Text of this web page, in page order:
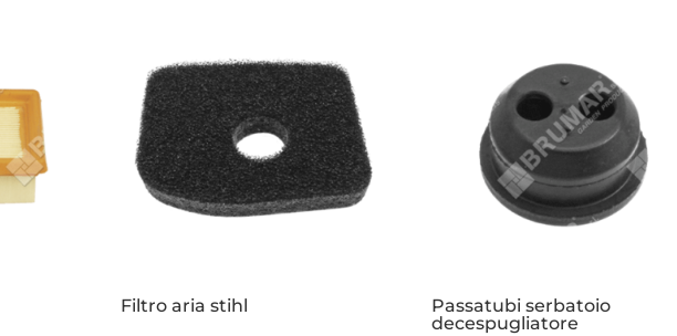
Filtro aria stihl
Passatubi serbatoio
decespugliatore